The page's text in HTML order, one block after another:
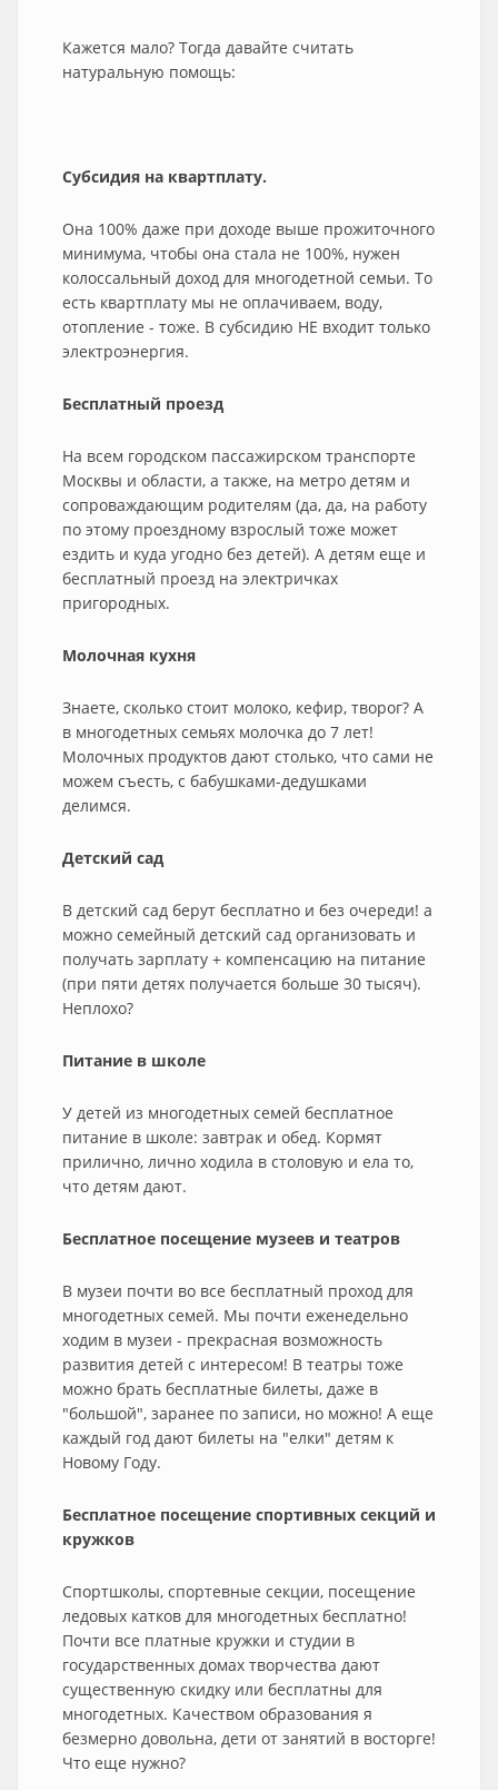
Кажется мало? Тогда давайте считать
натуральную помощь:
Субсидия на квартплату.
Она 100% даже при доходе выше прожиточного
минимума, чтобы она стала не 100%, нужен
колоссальный доход для многодетной семьи. То
есть квартплату мы не оплачиваем, воду,
отопление - тоже. В субсидию НЕ входит только
электроэнергия.
Бесплатный проезд
На всем городском пассажирском транспорте
Москвы и области, а также, на метро детям и
сопроваждающим родителям (да, да, на работу
по этому проездному взрослый тоже может
ездить и куда угодно без детей). А детям еще и
бесплатный проезд на электричках
пригородных.
Молочная кухня
Знаете, сколько стоит молоко, кефир, творог? А
в многодетных семьях молочка до 7 лет!
Молочных продуктов дают столько, что сами не
можем съесть, с бабушками-дедушками
делимся.
Детский сад
В детский сад берут бесплатно и без очереди! а
можно семейный детский сад организовать и
получать зарплату + компенсацию на питание
(при пяти детях получается больше 30 тысяч).
Неплохо?
Питание в школе
У детей из многодетных семей бесплатное
питание в школе: завтрак и обед. Кормят
прилично, лично ходила в столовую и ела то,
что детям дают.
Бесплатное посещение музеев и театров
В музеи почти во все бесплатный проход для
многодетных семей. Мы почти еженедельно
ходим в музеи - прекрасная возможность
развития детей с интересом! В театры тоже
можно брать бесплатные билеты, даже в
"большой", заранее по записи, но можно! А еще
каждый год дают билеты на "елки" детям к
Новому Году.
Бесплатное посещение спортивных секций и
кружков
Спортшколы, спортевные секции, посещение
ледовых катков для многодетных бесплатно!
Почти все платные кружки и студии в
государственных домах творчества дают
существенную скидку или бесплатны для
многодетных. Качеством образования я
безмерно довольна, дети от занятий в восторге!
Что еще нужно?